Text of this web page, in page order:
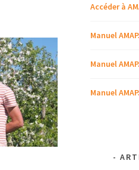
Accéder à
Manuel
Manuel
Manuel
-